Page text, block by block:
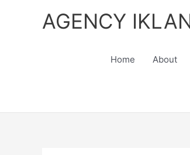
AGENCY
Home About